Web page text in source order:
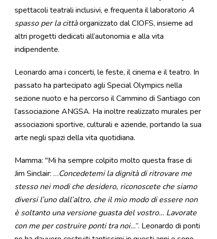
spettacoli teatrali inclusivi, e frequenta il laboratorio A
spasso per la cittàorganizzato dal CIOFS, insieme ad
altri progetti dedicati all’autonomia e alla vita
indipendente.
Leonardo ama i concerti, le feste, il cinema e il teatro. In
passato ha partecipato agli Special Olympics nella
sezione nuoto e ha percorso il Cammino di Santiago con
l’associazione ANGSA. Ha inoltre realizzato murales per
associazioni sportive, culturali e aziende, portando la sua
arte negli spazi della vita quotidiana.
Mamma: "Mi ha sempre colpito molto questa frase di
Jim Sinclair: …Concedetemi la dignità di ritrovare me
stesso nei modi che desidero, riconoscete che siamo
diversi l’uno dall’altro, che il mio modo di essere non
è soltanto una versione guasta del vostro… Lavorate
con me per costruire ponti tra noi…”. Leonardo di ponti